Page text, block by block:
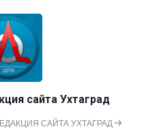
сайта Ухтаград
САЙТА УХТАГРАД